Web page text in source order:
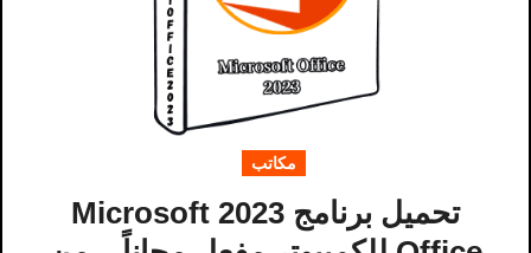
مكاتب
تحميل برنامج 2023 Microsoft